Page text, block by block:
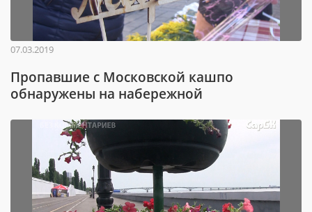
07.03.2019
Пропавшие с Московской кашпо
обнаружены на набережной